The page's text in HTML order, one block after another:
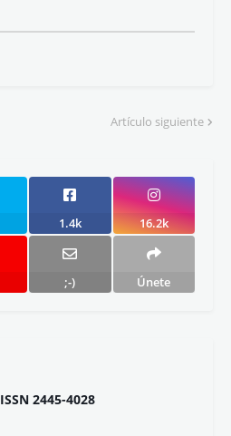
Artículo siguiente
1.4k 16.2k
;-) Únete
ISSN 2445-4028